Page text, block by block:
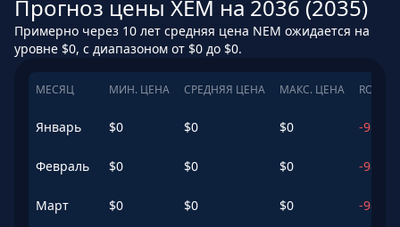
Прогноз цены XEM на 2036 (2035)
Примерно через 10 лет средняя цена NEM ожидается на
уровне $0, с диапазоном от $0 до $0.
МЕСЯЦ МИН. ЦЕНА СРЕДНЯЯ ЦЕНА МАКС. ЦЕНА ROI
Январь $0 $0 $0 -98.9
Февраль $0 $0 $0 -98.62
Март $0 $0 $0 -98.64